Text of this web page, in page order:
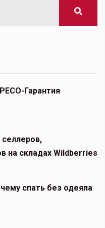
Гарантия
на складах Wildberries
спать без одеяла